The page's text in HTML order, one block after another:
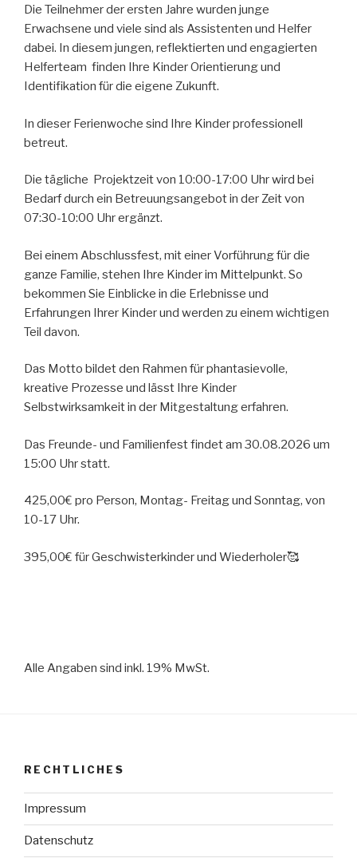
Die Teilnehmer der ersten Jahre wurden junge
Erwachsene und viele sind als Assistenten und Helfer
dabei. In diesem jungen, reflektierten und engagierten
Helferteam finden Ihre Kinder Orientierung und
Identifikation für die eigene Zukunft.
In dieser Ferienwoche sind Ihre Kinder professionell
betreut.
Die tägliche Projektzeit von 10:00-17:00 Uhr wird bei
Bedarf durch ein Betreuungsangebot in der Zeit von
07:30-10:00 Uhr ergänzt.
Bei einem Abschlussfest, mit einer Vorführung für die
ganze Familie, stehen Ihre Kinder im Mittelpunkt. So
bekommen Sie Einblicke in die Erlebnisse und
Erfahrungen Ihrer Kinder und werden zu einem wichtigen
Teil davon.
Das Motto bildet den Rahmen für phantasievolle,
kreative Prozesse und lässt Ihre Kinder
Selbstwirksamkeit in der Mitgestaltung erfahren.
Das Freunde- und Familienfest findet am 30.08.2026 um
15:00 Uhr statt.
425,00€ pro Person, Montag- Freitag und Sonntag, von
10-17 Uhr.
395,00€ für Geschwisterkinder und Wiederholer🥰
Alle Angaben sind inkl. 19% MwSt.
RECHTLICHES
Impressum
Datenschutz